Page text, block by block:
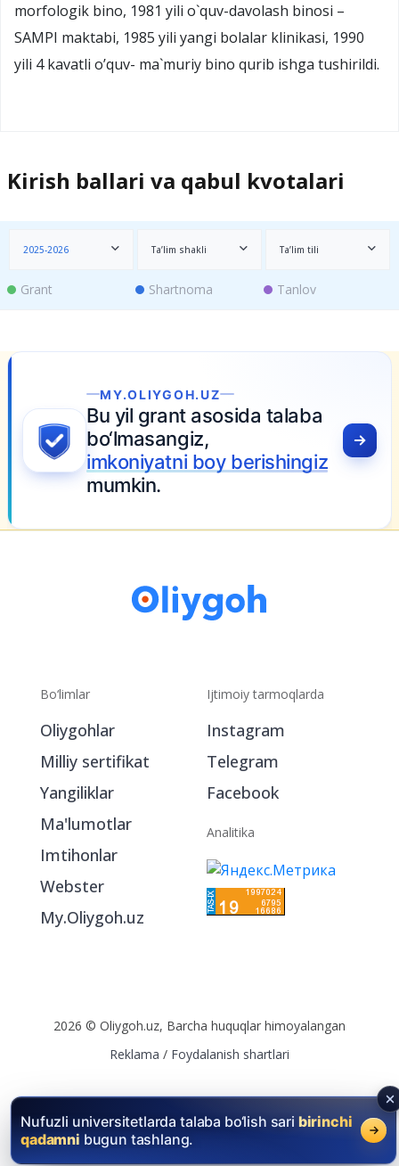
morfologik bino, 1981 yili o`quv-davolash binosi –
SAMPI maktabi, 1985 yili yangi bolalar klinikasi, 1990
yili 4 kavatli o’quv- ma`muriy bino qurib ishga tushirildi.
Kirish ballari va qabul kvotalari
2025-2026 Ta’lim shakli Ta’lim tili
Grant Shartnoma Tanlov
MY.OLIYGOH.UZ
Bu yil grant asosida talaba
bo‘lmasangiz,
imkoniyatni boy berishingiz
mumkin.
Bo‘limlar
Oliygohlar
Milliy sertifikat
Yangiliklar
Ma'lumotlar
Imtihonlar
Webster
Ijtimoiy tarmoqlarda
Instagram
Telegram
Facebook
Analitika
2026 © Oliygoh.uz, Barcha huquqlar himoyalangan
Nufuzli universitetlarda talaba bo‘lish sari birinchi
qadamni bugun tashlang.